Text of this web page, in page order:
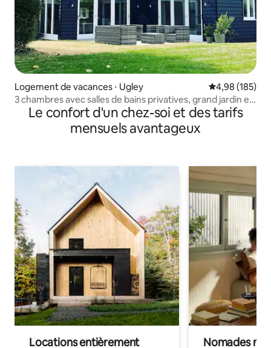
Logement de vacances ⋅ Ugley Évaluation
4,98 (185)
3 chambres avec salles de bains privatives, grand jardin et
allée privée
Le confort d'un chez-soi et des tarifs
mensuels avantageux
Locations entièrement Nomades